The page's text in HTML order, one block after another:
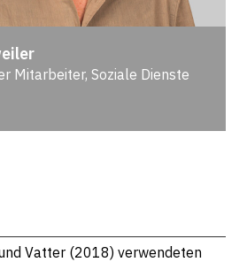
Mitarbeiter, Soziale Dienste
Vatter (2018) verwendeten